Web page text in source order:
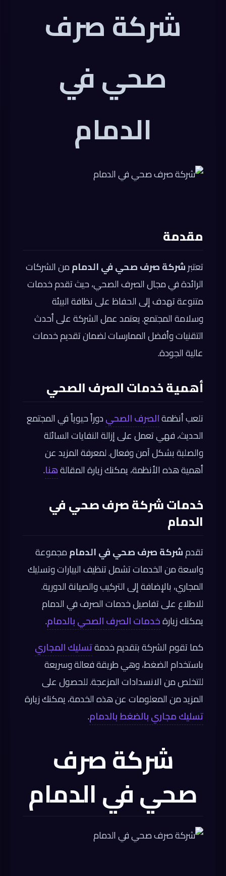
شركة صرف
صحي في
الدمام
مقدمة
تعتبرشركة صرف صحي في الدماممن الشركات
الرائدة في مجال الصرف الصحي، حيث تقدم خدمات
متنوعة تهدف إلى الحفاظ على نظافة البيئة
وسلامة المجتمع. يعتمد عمل الشركة على أحدث
التقنيات وأفضل الممارسات لضمان تقديم خدمات
عالية الجودة.
أهمية خدمات الصرف الصحي
تلعب أنظمةالصرف الصحيدوراً حيوياً في المجتمع
الحديث، فهي تعمل على إزالة النفايات السائلة
والصلبة بشكل آمن وفعال. لمعرفة المزيد عن
أهمية هذه الأنظمة، يمكنك زيارة المقالةهنا.
خدمات شركة صرف صحي في
الدمام
تقدمشركة صرف صحي في الدماممجموعة
واسعة من الخدمات تشمل تنظيف البيارات وتسليك
المجاري، بالإضافة إلى التركيب والصيانة الدورية.
للاطلاع على تفاصيل خدمات الصرف في الدمام
يمكنك زيارةخدمات الصرف الصحي بالدمام.
كما تقوم الشركة بتقديم خدمةتسليك المجاري
باستخدام الضغط، وهي طريقة فعالة وسريعة
للتخلص من الانسدادات المزعجة. للحصول على
المزيد من المعلومات عن هذه الخدمة، يمكنك زيارة
تسليك مجاري بالضغط بالدمام.
شركة صرف
صحي في الدمام